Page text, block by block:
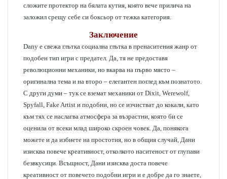
сложите протектор на бялата кутия, която вече прилича на
заложил срещу себе си боксьор от тежка категория.
Заключение
Dany е свежа глътка социална глътка в пренаситения жанр от
подобен тип игри с предател. Да, тя не предоставя
революционни механики, но вкарва на първо място –
оригинална тема и на второ – елегантен поглед към познатото.
С други думи – тук се вземат механики от Dixit, Werewolf,
Spyfall, Fake Artist и подобни, но се изчистват до кокали, като
към тях се наслагва атмосфера за възрастни, която би се
оценила от всеки млад широко скроен човек. Да, понякога
можете и да избиете на простотия, но в общия случай, Дани
изисква повече креативност, отколкото наситеност от глупави
безвкусици. Всъщност, Дани изисква доста повече
креативност от повечето подобни игри и е добре да го знаете,